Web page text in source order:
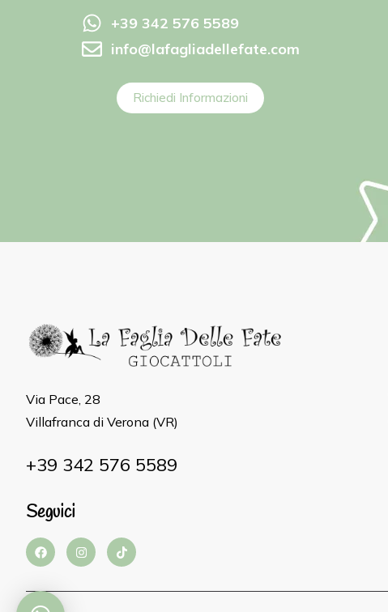
+39 342 576 5589
info@lafagliadellefate.com
Richiedi Informazioni
Via Pace, 28
Villafranca di Verona (VR)
+39 342 576 5589
Seguici